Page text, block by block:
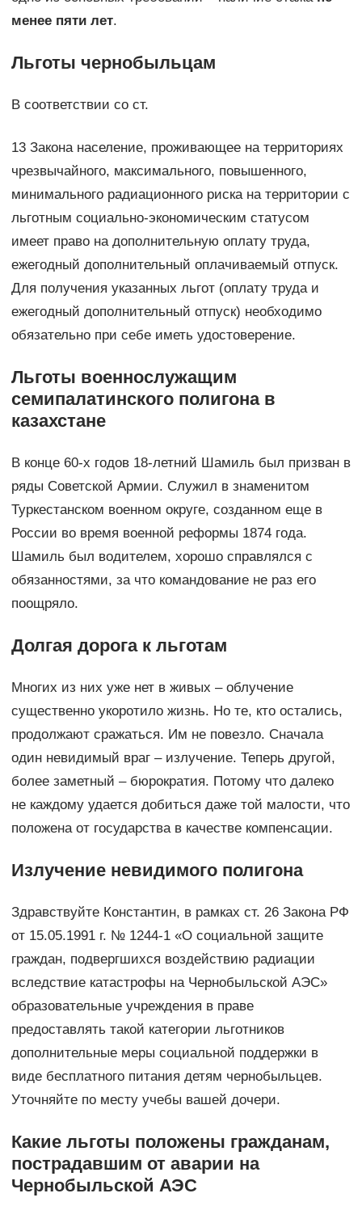
менее пяти лет.
Льготы чернобыльцам
В соответствии со ст.
13 Закона население, проживающее на территориях
чрезвычайного, максимального, повышенного,
минимального радиационного риска на территории с
льготным социально-экономическим статусом
имеет право на дополнительную оплату труда,
ежегодный дополнительный оплачиваемый отпуск.
Для получения указанных льгот (оплату труда и
ежегодный дополнительный отпуск) необходимо
обязательно при себе иметь удостоверение.
Льготы военнослужащим
семипалатинского полигона в
казахстане
В конце 60-х годов 18-летний Шамиль был призван в
ряды Советской Армии. Служил в знаменитом
Туркестанском военном округе, созданном еще в
России во время военной реформы 1874 года.
Шамиль был водителем, хорошо справлялся с
обязанностями, за что командование не раз его
поощряло.
Долгая дорога к льготам
Многих из них уже нет в живых – облучение
существенно укоротило жизнь. Но те, кто остались,
продолжают сражаться. Им не повезло. Сначала
один невидимый враг – излучение. Теперь другой,
более заметный – бюрократия. Потому что далеко
не каждому удается добиться даже той малости, что
положена от государства в качестве компенсации.
Излучение невидимого полигона
Здравствуйте Константин, в рамках ст. 26 Закона РФ
от 15.05.1991 г. № 1244-1 «О социальной защите
граждан, подвергшихся воздействию радиации
вследствие катастрофы на Чернобыльской АЭС»
образовательные учреждения в праве
предоставлять такой категории льготников
дополнительные меры социальной поддержки в
виде бесплатного питания детям чернобыльцев.
Уточняйте по месту учебы вашей дочери.
Какие льготы положены гражданам,
пострадавшим от аварии на
Чернобыльской АЭС